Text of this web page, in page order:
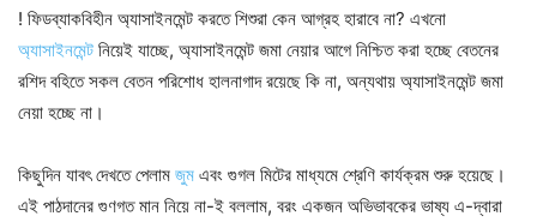
! ফিডব্যাকবিহীন অ্যাসাইনমেন্ট করতে শিশুরা কেন আগ্রহ হারাবে না? এখনো
অ্যাসাইনমেন্ট নিয়েই যাচ্ছে, অ্যাসাইনমেন্ট জমা নেয়ার আগে নিশ্চিত করা হচ্ছে বেতনের
রশিদ বহিতে সকল বেতন পরিশোধ হালনাগাদ রয়েছে কি না, অন্যথায় অ্যাসাইনমেন্ট জমা
নেয়া হচ্ছে না।
কিছুদিন যাবৎ দেখতে পেলাম জুম এবং গুগল মিটের মাধ্যমে শ্রেণি কার্যক্রম শুরু হয়েছে।
এই পাঠদানের গুণগত মান নিয়ে না-ই বললাম, বরং একজন অভিভাবকের ভাষ্য এ-দ্বারা